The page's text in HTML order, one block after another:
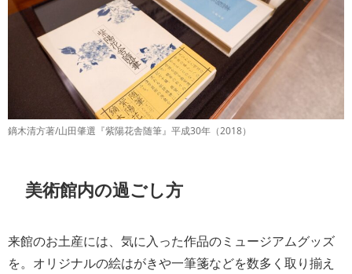
鏑木清方著/山田肇選『紫陽花舎随筆』平成30年（2018）
美術館内の過ごし方
来館のお土産には、気に入った作品のミュージアムグッズ
を。オリジナルの絵はがきや一筆箋などを数多く取り揃え